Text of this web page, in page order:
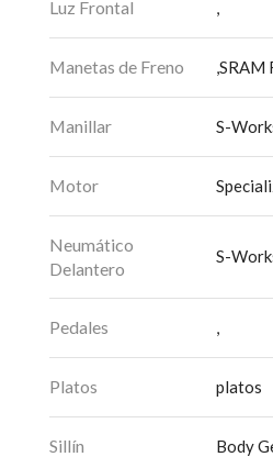
Luz Frontal ,
Manetas de Freno ,SRAM
Manillar S-
Motor
Neumático
Delantero
S-
Pedales ,
Platos platos
Sillín Body